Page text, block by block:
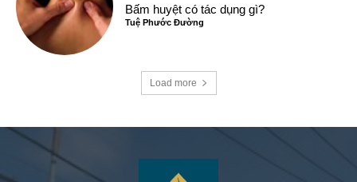
Bấm huyệt có tác dụng gì?
Tuệ Phước Đường
Load more